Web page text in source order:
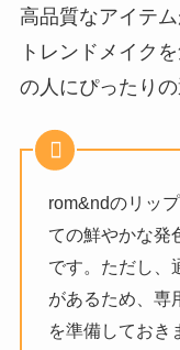
高品質なアイテ
トレンドメイク
の人にぴったり
rom&ndのリッ
ての鮮やかな発
です。ただし、
があるため、専
を準備しておき